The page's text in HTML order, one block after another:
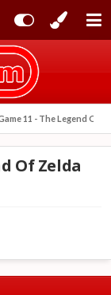
11 - The Legend Of
Of Zelda